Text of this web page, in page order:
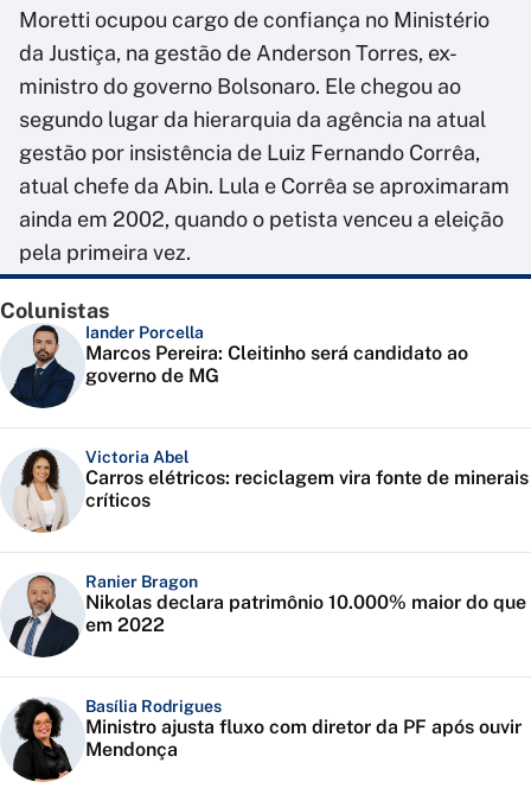
Moretti ocupou cargo de confiança no Ministério
da Justiça, na gestão de Anderson Torres, ex-
ministro do governo Bolsonaro. Ele chegou ao
segundo lugar da hierarquia da agência na atual
gestão por insistência de Luiz Fernando Corrêa,
atual chefe da Abin. Lula e Corrêa se aproximaram
ainda em 2002, quando o petista venceu a eleição
pela primeira vez.
Colunistas
Iander Porcella
Marcos Pereira: Cleitinho será candidato ao
governo de MG
Victoria Abel
Carros elétricos: reciclagem vira fonte de minerais
críticos
Ranier Bragon
Nikolas declara patrimônio 10.000% maior do que
em 2022
Basília Rodrigues
Ministro ajusta fluxo com diretor da PF após ouvir
Mendonça